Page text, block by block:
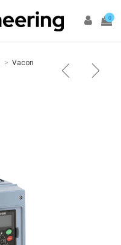
0
Vacon